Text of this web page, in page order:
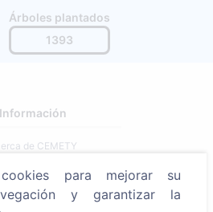
Árboles plantados
1393
Información
de CEMETY
frecuentes
Blog
para mejorar su
y garantizar la